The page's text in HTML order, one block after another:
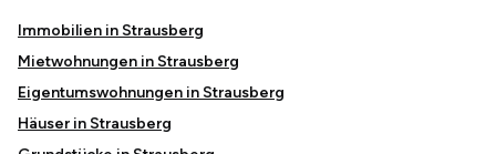
Immobilien in Strausberg
Mietwohnungen in Strausberg
Eigentumswohnungen in Strausberg
Häuser in Strausberg